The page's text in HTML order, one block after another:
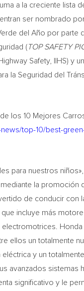
a la creciente lista
ser nombrado
del Año por parte
(TOP SAFETY
Safety, IIHS) y
la Seguridad del
los 10 Mejores
top-10/best-
para nuestros
la
de conducir
que incluye más
ellos un totalmente
y un
avanzados
significativo y le